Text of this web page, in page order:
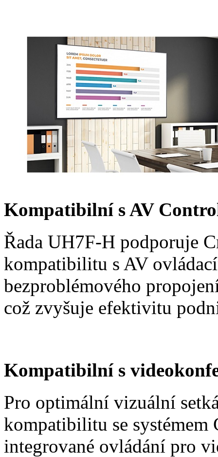
Kompatibilní s AV
Řada UH7F-H podporuje
kompatibilitu s AV
bezproblémového
což zvyšuje efektivitu
Kompatibilní s
Pro optimální vizuální
kompatibilitu se
integrované ovládání pro